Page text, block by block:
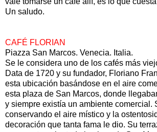
Un saludo.
CAFÉ FLORIAN
Piazza San Marcos. Venecia. Italia.
Se le considera uno de los cafés más
Data de 1720 y su fundador, Floriano
esta ubicación basándose en el aire
esta plaza de San Marcos, donde
y siempre existía un ambiente comercial.
conservando el aire místico y la
decoración que tanta fama le dio. Su